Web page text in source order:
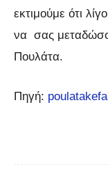
εκτιμούμε ότι
να σας
Πουλάτα.
Πηγή: